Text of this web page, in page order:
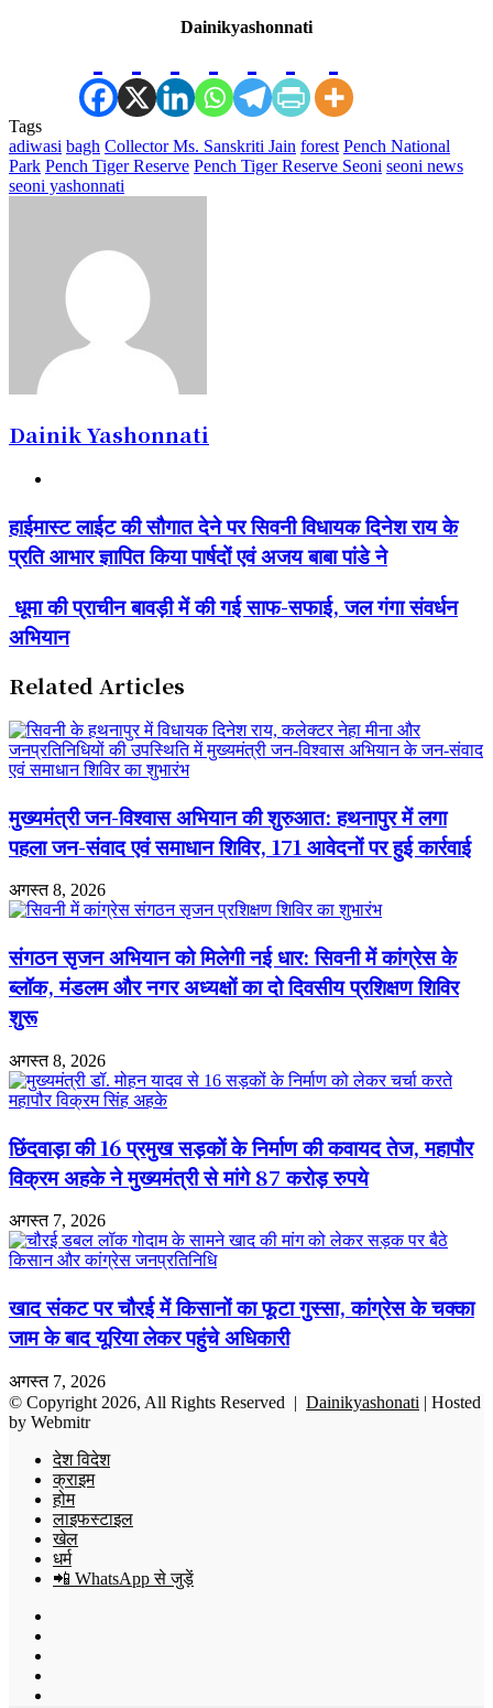
Dainikyashonnati
Tags
adiwasi bagh Collector Ms. Sanskriti Jain forest Pench National
Park Pench Tiger Reserve Pench Tiger Reserve Seoni seoni news
seoni yashonnati
Dainik Yashonnati
हाईमास्ट
लाईट
की
देने
पर
सिवनी
दिनेश
राय
के
प्रति
आभार
ज्ञापित
पार्षदों
एवं
अजय
पांडे
ने
हाईमास्ट लाईट की सौगात देने पर सिवनी विधायक दिनेश राय के
प्रति आभार ज्ञापित किया पार्षदों एवं अजय बाबा पांडे ने
धूमा
की
प्राचीन
में
की
गई
साफ-
सफाई,
जल
संवर्धन
अभियान
धूमा की प्राचीन बावड़ी में की गई साफ-सफाई, जल गंगा संवर्धन
अभियान
Related Articles
मुख्यमंत्री जन-विश्वास अभियान की शुरुआत: हथनापुर में लगा
पहला जन-संवाद एवं समाधान शिविर, 171 आवेदनों पर हुई कार्रवाई
अगस्त 8, 2026
संगठन सृजन अभियान को मिलेगी नई धार: सिवनी में कांग्रेस के
ब्लॉक, मंडलम और नगर अध्यक्षों का दो दिवसीय प्रशिक्षण शिविर
शुरू
अगस्त 8, 2026
छिंदवाड़ा की 16 प्रमुख सड़कों के निर्माण की कवायद तेज, महापौर
विक्रम अहके ने मुख्यमंत्री से मांगे 87 करोड़ रुपये
अगस्त 7, 2026
खाद संकट पर चौरई में किसानों का फूटा गुस्सा, कांग्रेस के चक्का
जाम के बाद यूरिया लेकर पहुंचे अधिकारी
अगस्त 7, 2026
© Copyright 2026, All Rights Reserved | Dainikyashonati | Hosted
by Webmitr
देश विदेश
क्राइम
होम
लाइफस्टाइल
खेल
धर्म
📲 WhatsApp से जुड़ें